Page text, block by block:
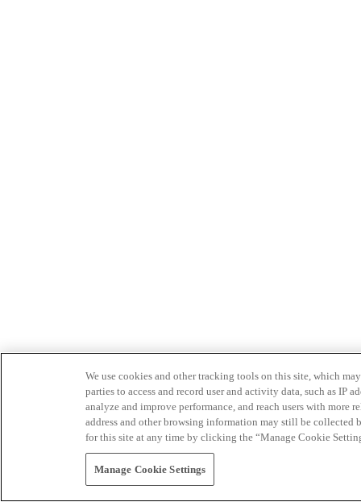
We use cookies and other tracking tools on this site, which
parties to access and record user and activity data, such as IP
analyze and improve performance, and reach users with
address and other browsing information may still be collected
for this site at any time by clicking the “Manage Cookie
Manage Cookie Settings